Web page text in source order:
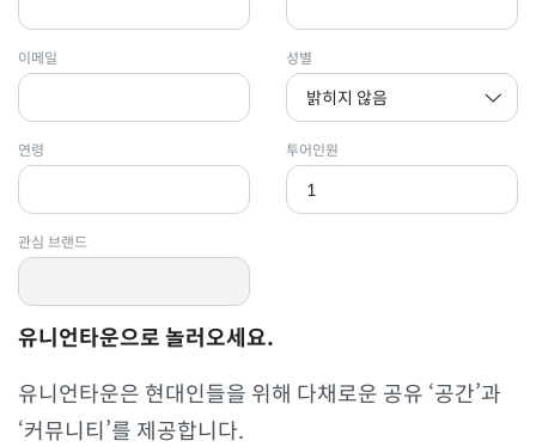
이메일 성별
연령 투어인원
관심 브랜드
유니언타운으로 놀러오세요.
유니언타운은 현대인들을 위해 다채로운 공유 ‘공간’과
‘커뮤니티’를 제공합니다.